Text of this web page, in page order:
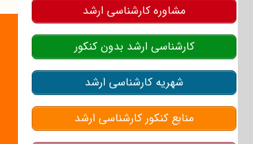
مشاوره کارشناسی ارشد
کارشناسی ارشد بدون کنکور
شهریه کارشناسی ارشد
منابع کنکور کارشناسی ارشد